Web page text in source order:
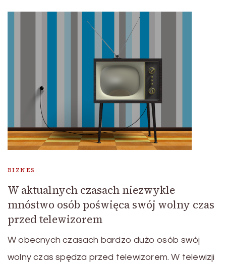
BIZNES
W aktualnych czasach niezwykle
mnóstwo osób poświęca swój wolny czas
przed telewizorem
W obecnych czasach bardzo dużo osób swój
wolny czas spędza przed telewizorem. W telewizji